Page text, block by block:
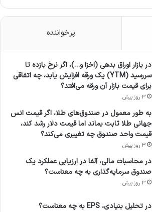
پرخواننده
در بازار اوراق بدهی (اخزا و…)، اگر نرخ بازده تا
سررسید (YTM) یک ورقه افزایش یابد، چه اتفاقی
برای قیمت بازار آن ورقه می‌افتد؟
3 روز پیش
به طور معمول در صندوق‌های طلا، اگر قیمت انس
جهانی طلا ثابت بماند اما قیمت دلار رشد کند،
قیمت واحد صندوق چه تغییری می‌کند؟
3 روز پیش
در محاسبات مالی، آلفا در ارزیابی عملکرد یک
صندوق سرمایه‌گذاری به چه معناست؟
3 روز پیش
در تحلیل بنیادی، EPS به چه معناست؟